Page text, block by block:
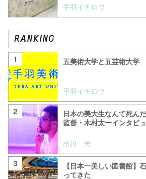
手羽イチロウ
五美術大学と五芸術大学
手羽イチロウ
日本の美大生なんて死ん
監督・木村太一インタビ
出川 光
【日本一美しい図書館】
ってきた